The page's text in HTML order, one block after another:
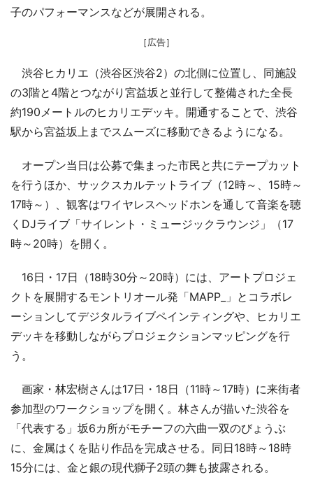
子のパフォーマンスなどが展開される。
［広告］
渋谷ヒカリエ（渋谷区渋谷2）の北側に位置し、同施設
の3階と4階とつながり宮益坂と並行して整備された全長
約190メートルのヒカリエデッキ。開通することで、渋谷
駅から宮益坂上までスムーズに移動できるようになる。
オープン当日は公募で集まった市民と共にテープカット
を行うほか、サックスカルテットライブ（12時～、15時～
17時～）、観客はワイヤレスヘッドホンを通して音楽を聴
くDJライブ「サイレント・ミュージックラウンジ」（17
時～20時）を開く。
16日・17日（18時30分～20時）には、アートプロジェ
クトを展開するモントリオール発「MAPP_」とコラボレ
ーションしてデジタルライブペインティングや、ヒカリエ
デッキを移動しながらプロジェクションマッピングを行
う。
画家・林宏樹さんは17日・18日（11時～17時）に来街者
参加型のワークショップを開く。林さんが描いた渋谷を
「代表する」坂6カ所がモチーフの六曲一双のびょうぶ
に、金属はくを貼り作品を完成させる。同日18時～18時
15分には、金と銀の現代獅子2頭の舞も披露される。